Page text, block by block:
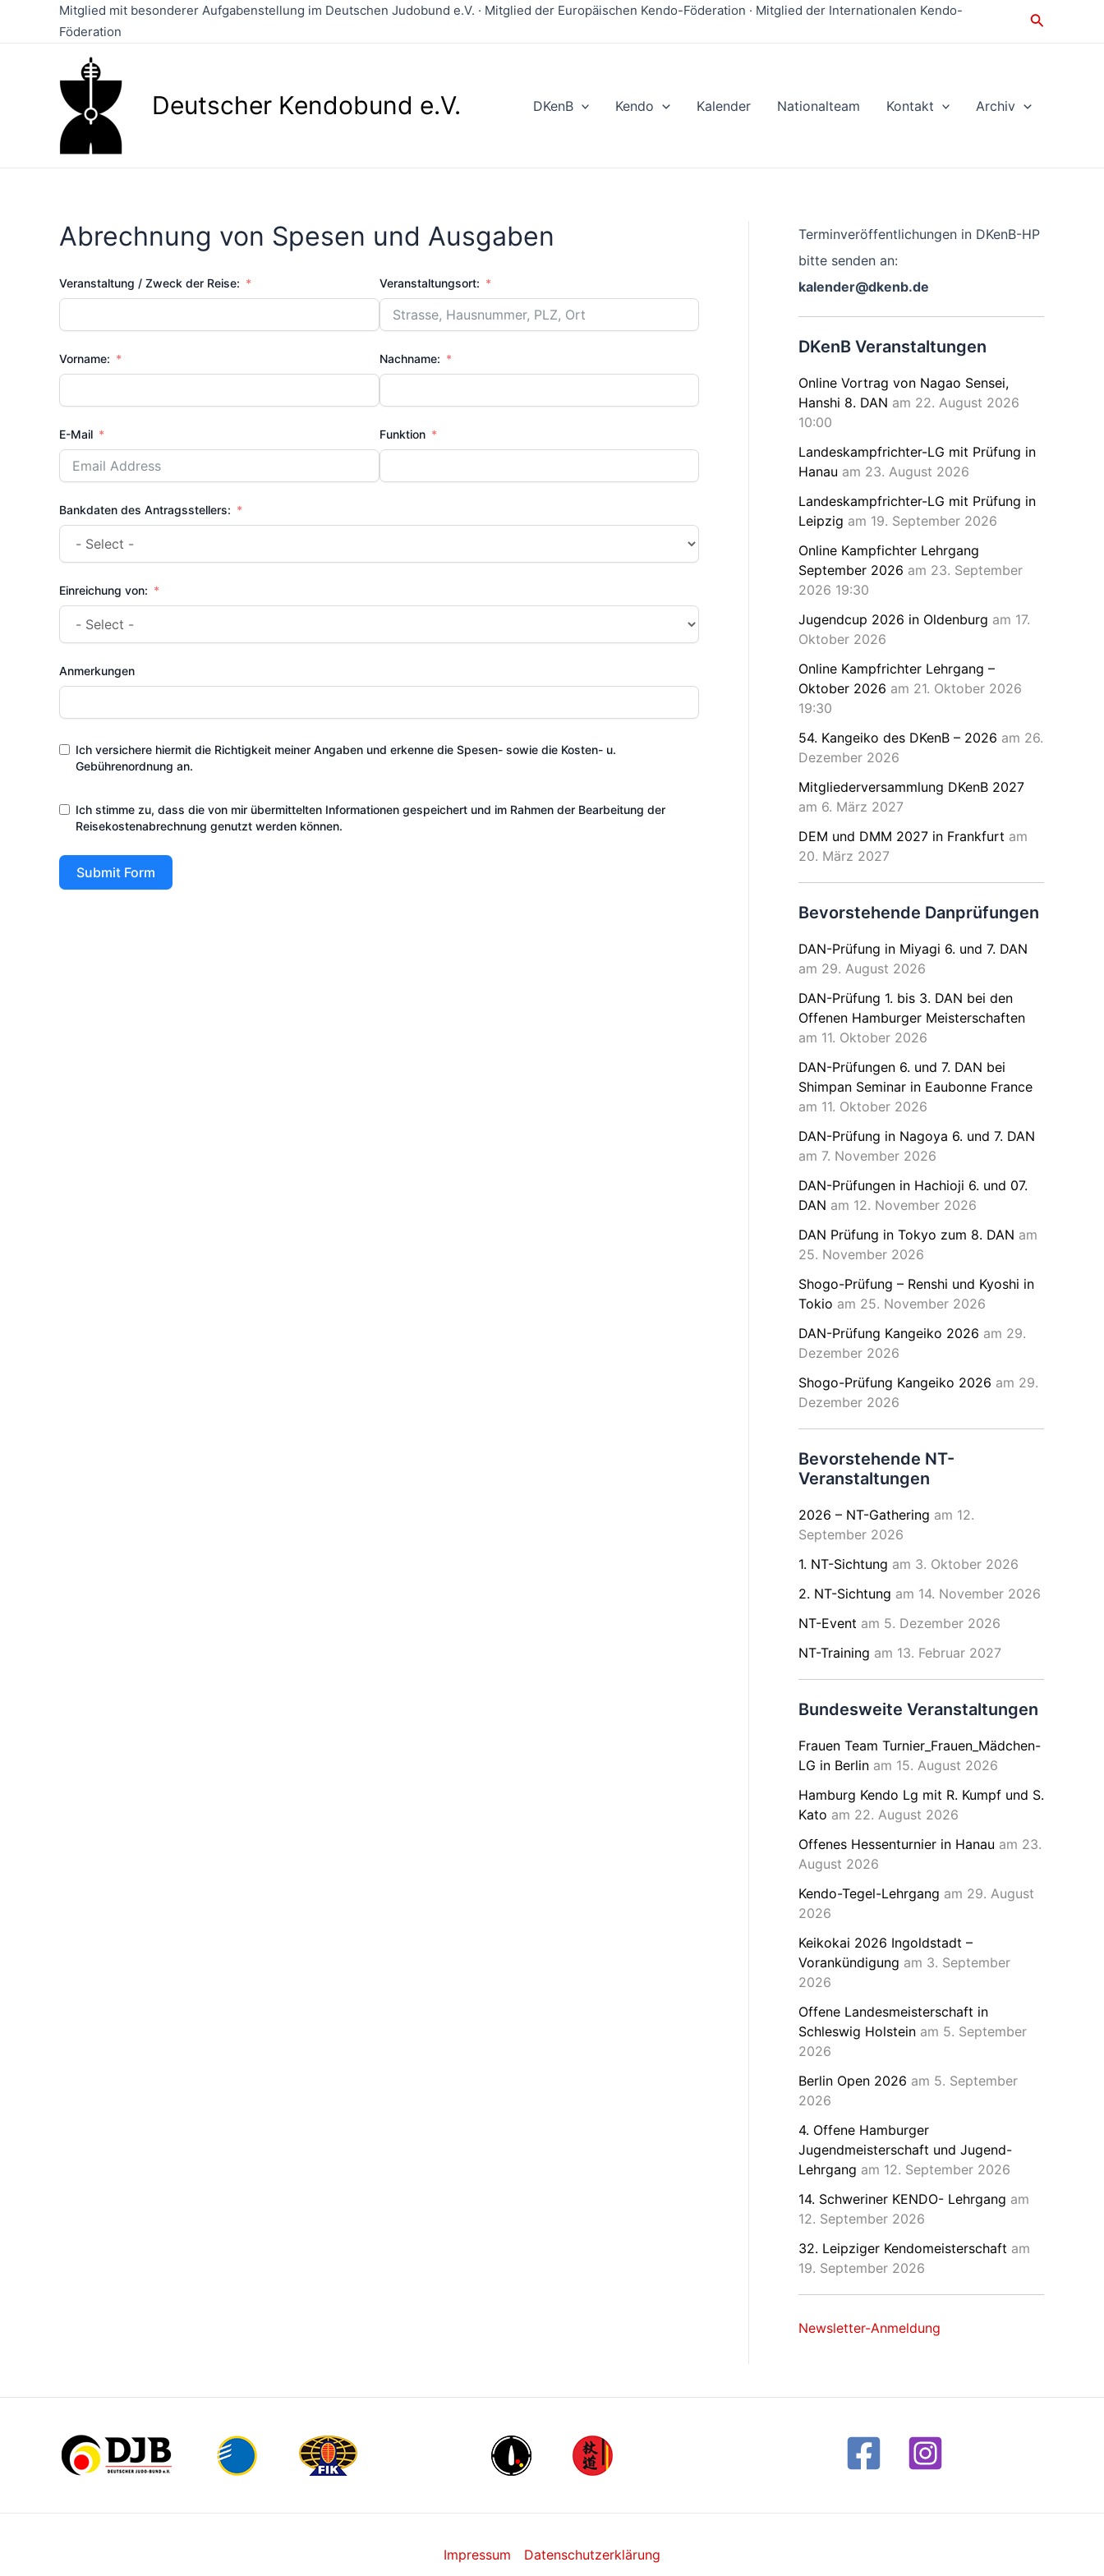
Mitglied mit besonderer Aufgabenstellung im Deutschen Judobund e.V. · Mitglied der Europäischen Kendo-Föderation · Mitglied der Internationalen Kendo-
Föderation
Suche
Deutscher Kendobund e.V. DKenB Kendo Kalender Nationalteam Kontakt Archiv
Abrechnung von Spesen und Ausgaben
Veranstaltung / Zweck der Reise: Veranstaltungsort:
Vorname: Nachname:
E-Mail Funktion
Bankdaten des Antragsstellers:
Einreichung von:
Anmerkungen
Ich versichere hiermit die Richtigkeit meiner Angaben und erkenne die Spesen- sowie die Kosten- u.
Gebührenordnung an.
Ich stimme zu, dass die von mir übermittelten Informationen gespeichert und im Rahmen der Bearbeitung der
Reisekostenabrechnung genutzt werden können.
Submit Form
Terminveröffentlichungen in DKenB-HP
bitte senden an:
kalender@dkenb.de
DKenB Veranstaltungen
Online Vortrag von Nagao Sensei,
Hanshi 8. DAN am 22. August 2026
10:00
Landeskampfrichter-LG mit Prüfung in
Hanau am 23. August 2026
Landeskampfrichter-LG mit Prüfung in
Leipzig am 19. September 2026
Online Kampfichter Lehrgang
September 2026 am 23. September
2026 19:30
Jugendcup 2026 in Oldenburg am 17.
Oktober 2026
Online Kampfrichter Lehrgang –
Oktober 2026 am 21. Oktober 2026
19:30
54. Kangeiko des DKenB – 2026 am 26.
Dezember 2026
Mitgliederversammlung DKenB 2027
am 6. März 2027
DEM und DMM 2027 in Frankfurt am
20. März 2027
Bevorstehende Danprüfungen
DAN-Prüfung in Miyagi 6. und 7. DAN
am 29. August 2026
DAN-Prüfung 1. bis 3. DAN bei den
Offenen Hamburger Meisterschaften
am 11. Oktober 2026
DAN-Prüfungen 6. und 7. DAN bei
Shimpan Seminar in Eaubonne France
am 11. Oktober 2026
DAN-Prüfung in Nagoya 6. und 7. DAN
am 7. November 2026
DAN-Prüfungen in Hachioji 6. und 07.
DAN am 12. November 2026
DAN Prüfung in Tokyo zum 8. DAN am
25. November 2026
Shogo-Prüfung – Renshi und Kyoshi in
Tokio am 25. November 2026
DAN-Prüfung Kangeiko 2026 am 29.
Dezember 2026
Shogo-Prüfung Kangeiko 2026 am 29.
Dezember 2026
Bevorstehende NT-
Veranstaltungen
2026 – NT-Gathering am 12.
September 2026
1. NT-Sichtung am 3. Oktober 2026
2. NT-Sichtung am 14. November 2026
NT-Event am 5. Dezember 2026
NT-Training am 13. Februar 2027
Bundesweite Veranstaltungen
Frauen Team Turnier_Frauen_Mädchen-
LG in Berlin am 15. August 2026
Hamburg Kendo Lg mit R. Kumpf und S.
Kato am 22. August 2026
Offenes Hessenturnier in Hanau am 23.
August 2026
Kendo-Tegel-Lehrgang am 29. August
2026
Keikokai 2026 Ingoldstadt –
Vorankündigung am 3. September
2026
Offene Landesmeisterschaft in
Schleswig Holstein am 5. September
2026
Berlin Open 2026 am 5. September
2026
4. Offene Hamburger
Jugendmeisterschaft und Jugend-
Lehrgang am 12. September 2026
14. Schweriner KENDO- Lehrgang am
12. September 2026
32. Leipziger Kendomeisterschaft am
19. September 2026
Newsletter-Anmeldung
Impressum Datenschutzerklärung